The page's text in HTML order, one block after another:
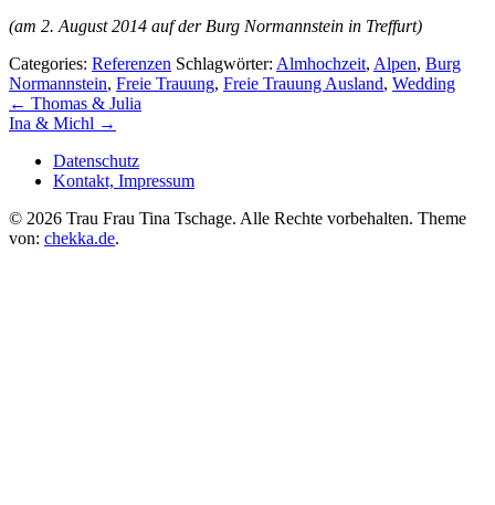
(am 2. August 2014 auf der Burg Normannstein in Treffurt)
Categories: Referenzen Schlagwörter: Almhochzeit, Alpen, Burg
Normannstein, Freie Trauung, Freie Trauung Ausland, Wedding
← Thomas & Julia
Ina & Michl →
Datenschutz
Kontakt, Impressum
© 2026 Trau Frau Tina Tschage. Alle Rechte vorbehalten. Theme
von: chekka.de.